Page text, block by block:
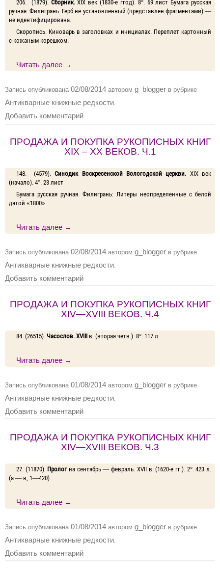
206. (1879). Сборник.XIX век (1830-е ггод). 8°. 69 лист Бумага русская
ручная. Филигрань: Герб не установленный (представлен фрагментами) —
не идентифицирована.
Скоропись. Киноварь в заголовках и инициалах. Переплет картонный
с кожаным корешком.
Читать далее →
Запись опубликована 02/08/2014 автором g_blogger в рубрике
Антикварные книжные редкости.
Добавить комментарий
ПРОДАЖА И ПОКУПКА РУКОПИСНЫХ КНИГ
XIX – XX ВЕКОВ. Ч.1
148. (4579).Синодик Воскресенской Вологодской церкви. XIX век
(начало). 4°. 23 лист
Бумага русская ручная. Филигрань: Литеры неопределен­ные с белой
датой «1800».
Читать далее →
Запись опубликована 02/08/2014 автором g_blogger в рубрике
Антикварные книжные редкости.
Добавить комментарий
ПРОДАЖА И ПОКУПКА РУКОПИСНЫХ КНИГ
XIV—XVIII ВЕКОВ. Ч.4
84. (26515). Часослов. XVIII в. (вторая четв.). 8°. 117 л.
Читать далее →
Запись опубликована 01/08/2014 автором g_blogger в рубрике
Антикварные книжные редкости.
Добавить комментарий
ПРОДАЖА И ПОКУПКА РУКОПИСНЫХ КНИГ
XIV—XVIII ВЕКОВ. Ч.3
27. (11870). Пролог на сентябрь — февраль. XVII в. (1620-е гг.). 2°. 423 л.
(а — в, 1—420).
Читать далее →
Запись опубликована 01/08/2014 автором g_blogger в рубрике
Антикварные книжные редкости.
Добавить комментарий